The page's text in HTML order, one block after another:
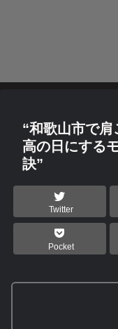
“和歌山市で
高の日にする
訣”
Twitter
Pocket